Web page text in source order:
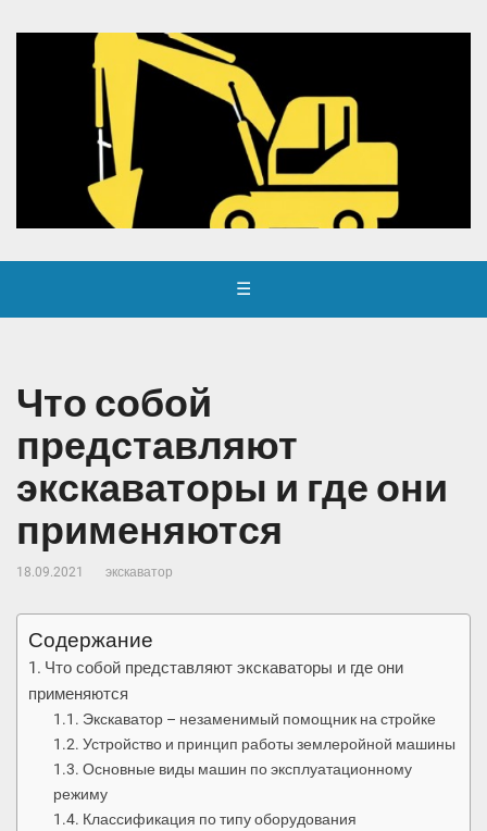
☰
Что собой
представляют
экскаваторы и где они
применяются
18.09.2021 экскаватор
Содержание
Что собой представляют экскаваторы и где они
применяются
Экскаватор – незаменимый помощник на стройке
Устройство и принцип работы землеройной машины
Основные виды машин по эксплуатационному
режиму
Классификация по типу оборудования